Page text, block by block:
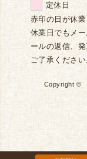
定休日
赤印の日が休業
休業日でもメ
ールの返信、
ご了承ください
Copyright ©